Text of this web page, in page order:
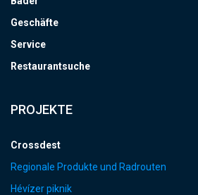
Geschäfte
Service
Restaurantsuche
PROJEKTE
Crossdest
Regionale Produkte und Radrouten
Hévízer piknik